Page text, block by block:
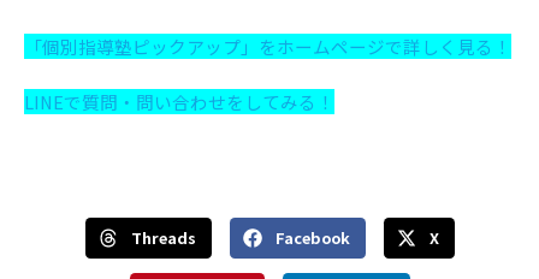
「個別指導塾ピックアップ」をホームページで詳しく見る！
LINEで質問・問い合わせをしてみる！
Threads Facebook X